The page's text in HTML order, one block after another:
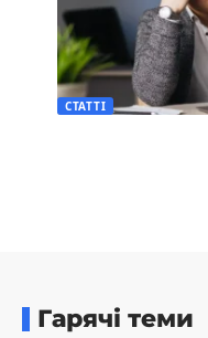
СТАТТІ
Гарячі теми